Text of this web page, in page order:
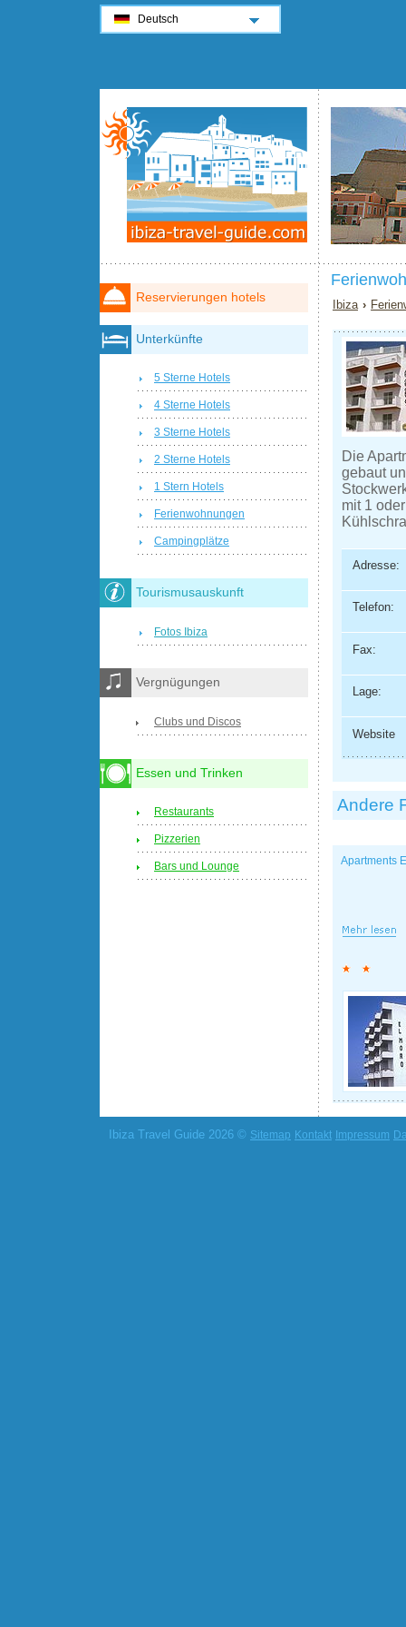
Ibiza ›
Die
gebaut
mit 1
Adresse:
Telefon:
Fax:
Lage:
Website
Andere
Apartments
Reservierungen hotels
Unterkünfte
5 Sterne Hotels
4 Sterne Hotels
3 Sterne Hotels
2 Sterne Hotels
1 Stern Hotels
Ferienwohnungen
Campingplätze
Tourismusauskunft
Fotos Ibiza
Vergnügungen
Clubs und Discos
Essen und Trinken
Restaurants
Pizzerien
Bars und Lounge
Ibiza Travel Guide 2026 © Sitemap Kontakt Impressum
Deutsch